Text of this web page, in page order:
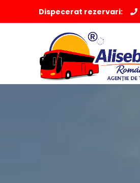
Dispecerat rezervari: